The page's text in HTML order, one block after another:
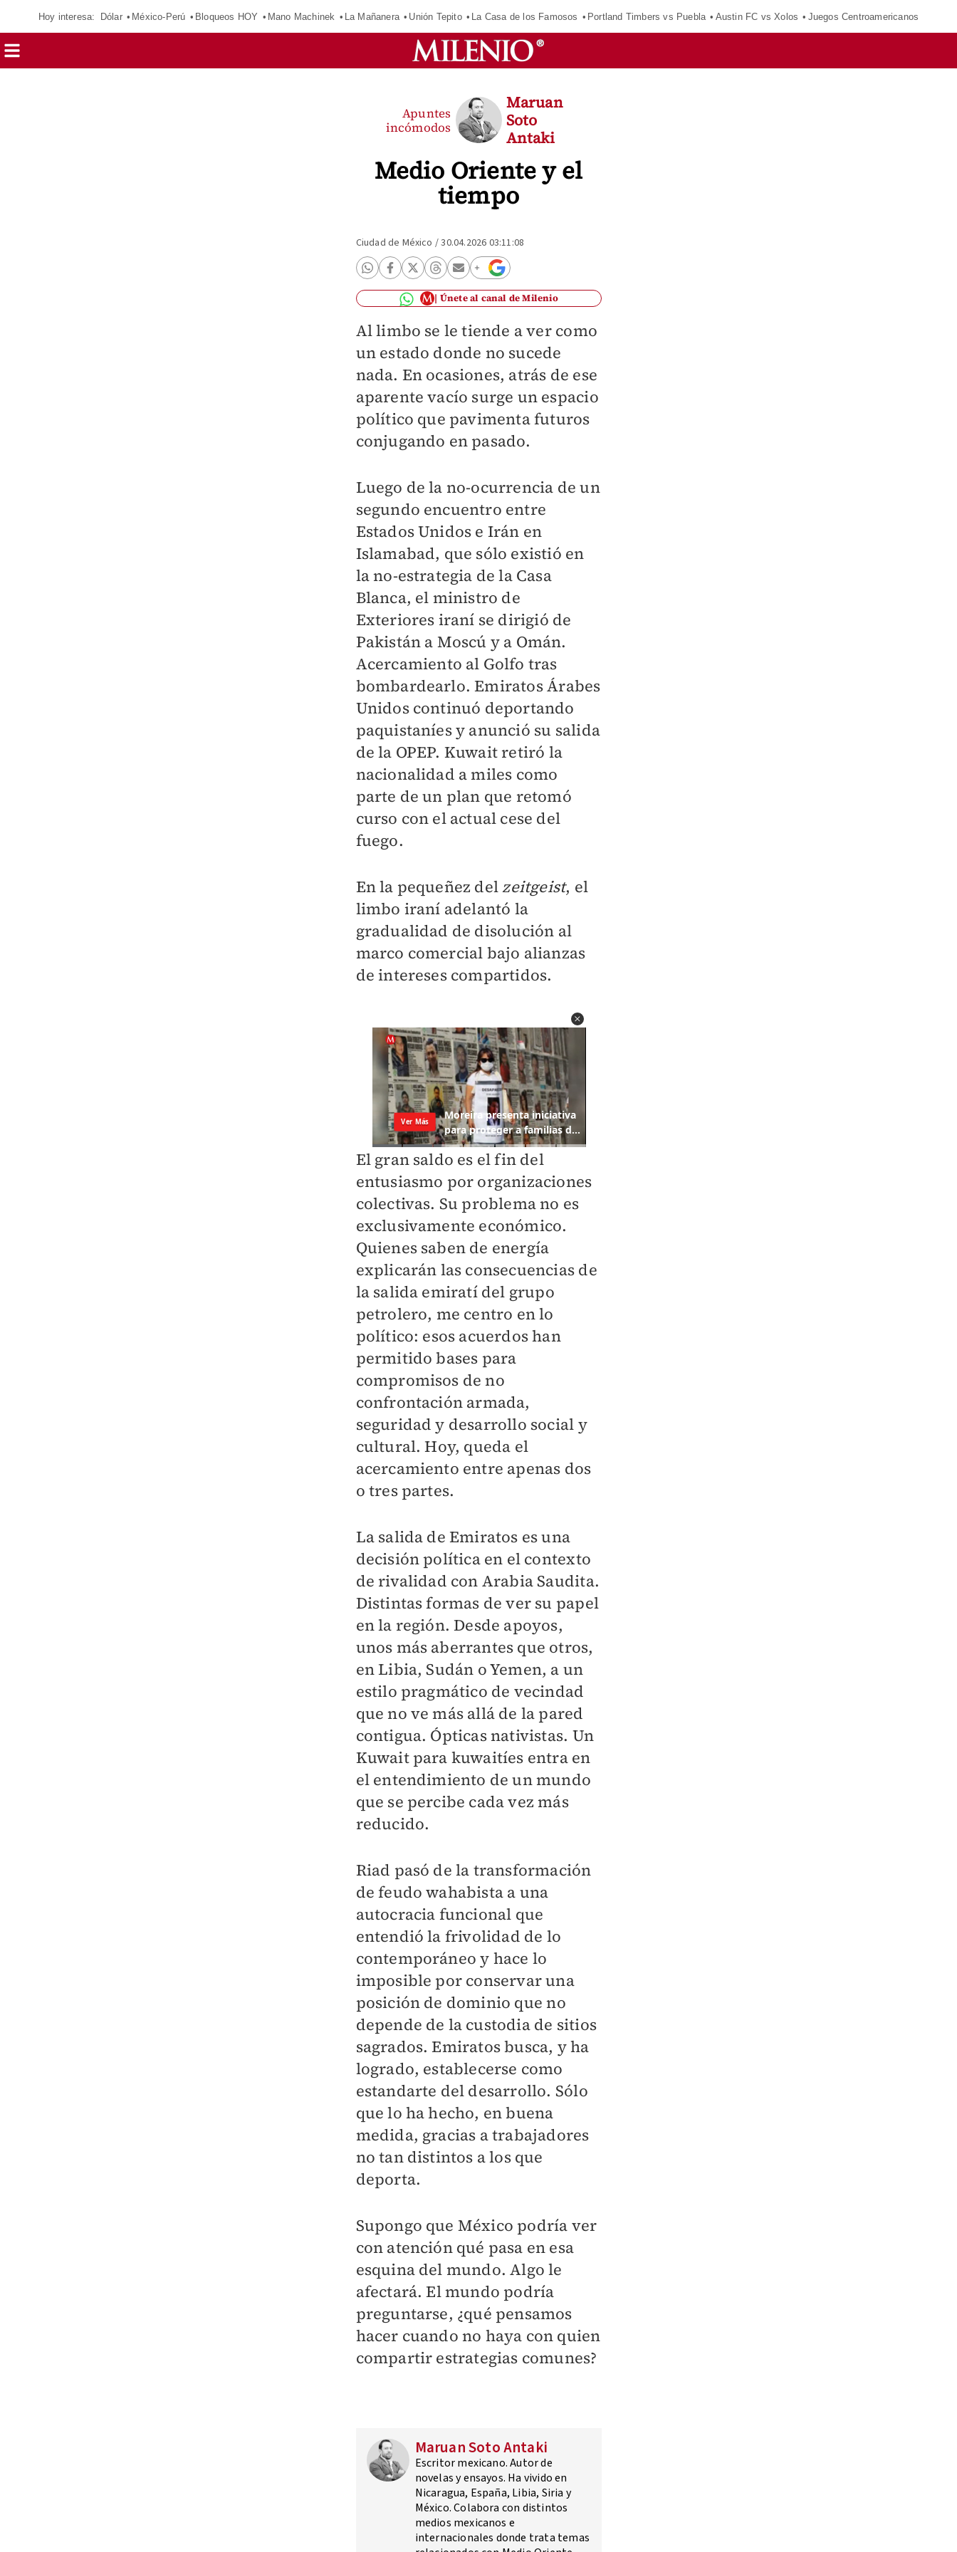
Hoy interesa: Dólar México-Perú Bloqueos HOY Mano Machinek La Mañanera Unión Tepito La Casa de los Famosos Portland Timbers vs Puebla Austin FC vs Xolos Juegos Centroamericanos
Medio Oriente y el
tiempo
Apuntes
incómodos
Maruan
Soto
Antaki
Ciudad de México /30.04.2026 03:11:08
Únete al canal de Milenio
Al limbo se le tiende a ver como
un estado donde no sucede
nada. En ocasiones, atrás de ese
aparente vacío surge un espacio
político que pavimenta futuros
conjugando en pasado.
Luego de la no-ocurrencia de un
segundo encuentro entre
Estados Unidos e Irán en
Islamabad, que sólo existió en
la no-estrategia de la Casa
Blanca, el ministro de
Exteriores iraní se dirigió de
Pakistán a Moscú y a Omán.
Acercamiento al Golfo tras
bombardearlo. Emiratos Árabes
Unidos continuó deportando
paquistaníes y anunció su salida
de la OPEP. Kuwait retiró la
nacionalidad a miles como
parte de un plan que retomó
curso con el actual cese del
fuego.
En la pequeñez delzeitgeist, el
limbo iraní adelantó la
gradualidad de disolución al
marco comercial bajo alianzas
de intereses compartidos.
El gran saldo es el fin del
entusiasmo por organizaciones
colectivas. Su problema no es
exclusivamente económico.
Quienes saben de energía
explicarán las consecuencias de
la salida emiratí del grupo
petrolero, me centro en lo
político: esos acuerdos han
permitido bases para
compromisos de no
confrontación armada,
seguridad y desarrollo social y
cultural. Hoy, queda el
acercamiento entre apenas dos
o tres partes.
La salida de Emiratos es una
decisión política en el contexto
de rivalidad con Arabia Saudita.
Distintas formas de ver su papel
en la región. Desde apoyos,
unos más aberrantes que otros,
en Libia, Sudán o Yemen, a un
estilo pragmático de vecindad
que no ve más allá de la pared
contigua. Ópticas nativistas. Un
Kuwait para kuwaitíes entra en
el entendimiento de un mundo
que se percibe cada vez más
reducido.
Riad pasó de la transformación
de feudo wahabista a una
autocracia funcional que
entendió la frivolidad de lo
contemporáneo y hace lo
imposible por conservar una
posición de dominio que no
depende de la custodia de sitios
sagrados. Emiratos busca, y ha
logrado, establecerse como
estandarte del desarrollo. Sólo
que lo ha hecho, en buena
medida, gracias a trabajadores
no tan distintos a los que
deporta.
Supongo que México podría ver
con atención qué pasa en esa
esquina del mundo. Algo le
afectará. El mundo podría
preguntarse, ¿qué pensamos
hacer cuando no haya con quien
compartir estrategias comunes?
Maruan Soto Antaki
Escritor mexicano. Autor de
novelas y ensayos. Ha vivido en
Nicaragua, España, Libia, Siria y
México. Colabora con distintos
medios mexicanos e
internacionales donde trata temas